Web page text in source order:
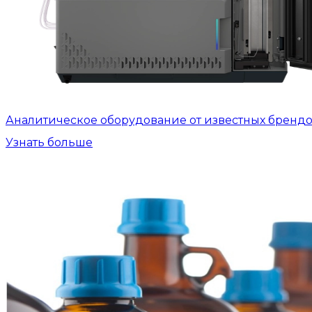
Аналитическое оборудование от известных
Узнать больше